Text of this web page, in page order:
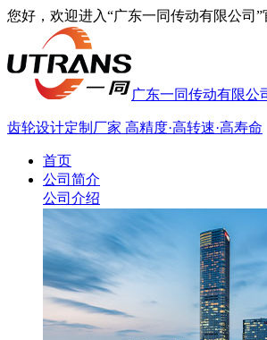
您好，欢迎进入“广东一同传动有限公司”
广东一同传动有限公
齿轮设计定制厂家 高精度·高转速·高寿命
首页
公司简介
公司介绍